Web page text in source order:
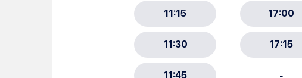
Alertes Mail
Newsletter Culture
Newsletter Sport et Vie associative